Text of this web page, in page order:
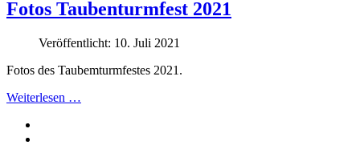
Fotos Taubenturmfest 2021
Veröffentlicht: 10. Juli 2021
Fotos des Taubemturmfestes 2021.
Weiterlesen …